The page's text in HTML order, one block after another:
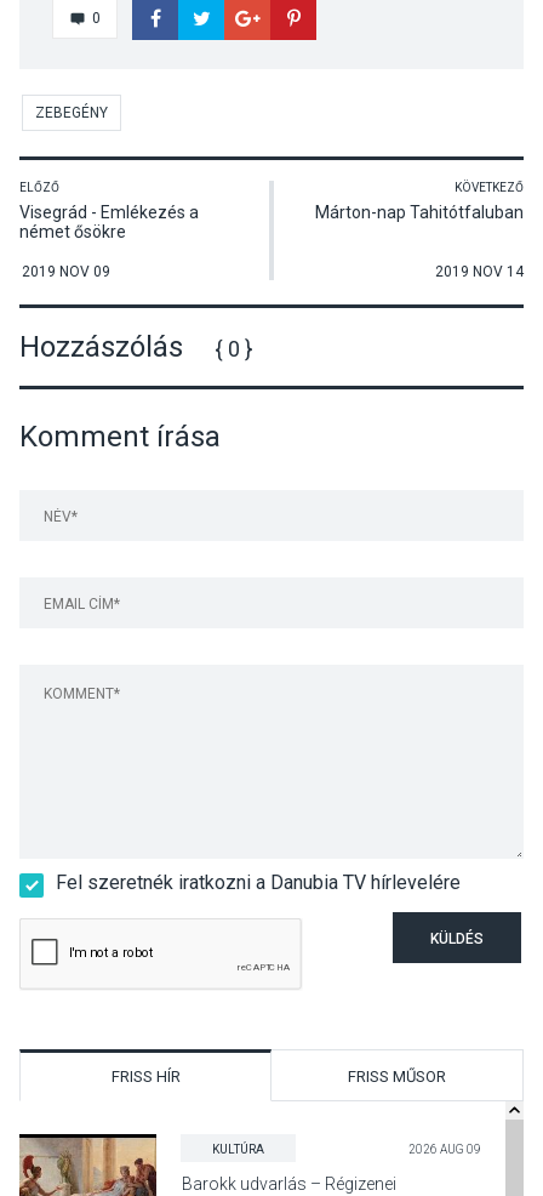
0
ZEBEGÉNY
ELŐZŐ
Visegrád - Emlékezés a
német ősökre
2019 NOV 09
KÖVETKEZŐ
Márton-nap Tahitótfaluban
2019 NOV 14
Hozzászólás { 0 }
Komment írása
Fel szeretnék iratkozni a Danubia TV hírlevelére
KÜLDÉS
FRISS HÍR FRISS MŰSOR
KULTÚRA 2026 AUG 09
Barokk udvarlás – Régizenei